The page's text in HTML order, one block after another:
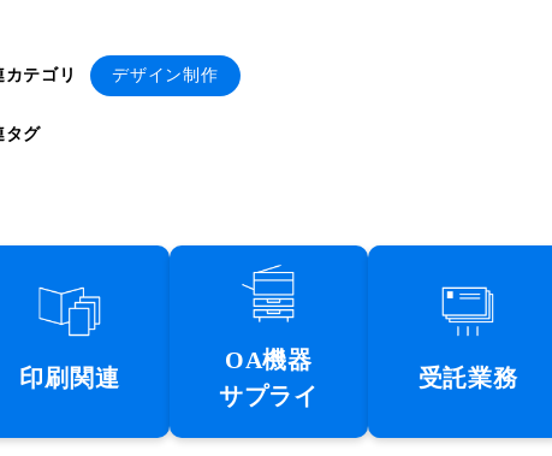
カテゴリ デザイン制作
タグ
印刷関連
OA機器
サプライ
受託業務